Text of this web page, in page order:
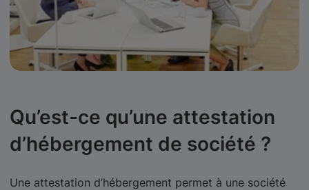
Qu’est-ce qu’une attestation
d’hébergement de société ?
Une attestation d’hébergement permet à une société